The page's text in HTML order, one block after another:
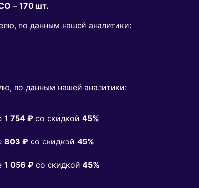
– 170 шт.
по данным нашей аналитики:
по данным нашей аналитики:
1 754 ₽ co скидкой 45%
803 ₽ co скидкой 45%
1 056 ₽ co скидкой 45%